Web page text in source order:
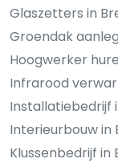
Glaszetters in
Groendak
Hoogwerker
Infrarood
Installatiebedrijf
Interieurbouw in
Klussenbedrijf in